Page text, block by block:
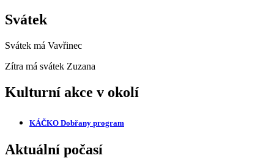
Svátek
Svátek má Vavřinec
Zítra má svátek Zuzana
Kulturní akce v okolí
KÁČKO Dobřany program
Aktuální počasí